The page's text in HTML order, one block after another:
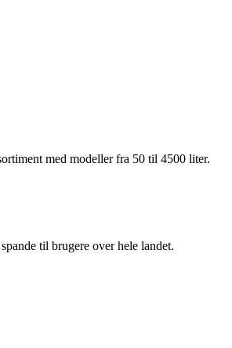
med modeller fra 50 til 4500 liter.
til brugere over hele landet.